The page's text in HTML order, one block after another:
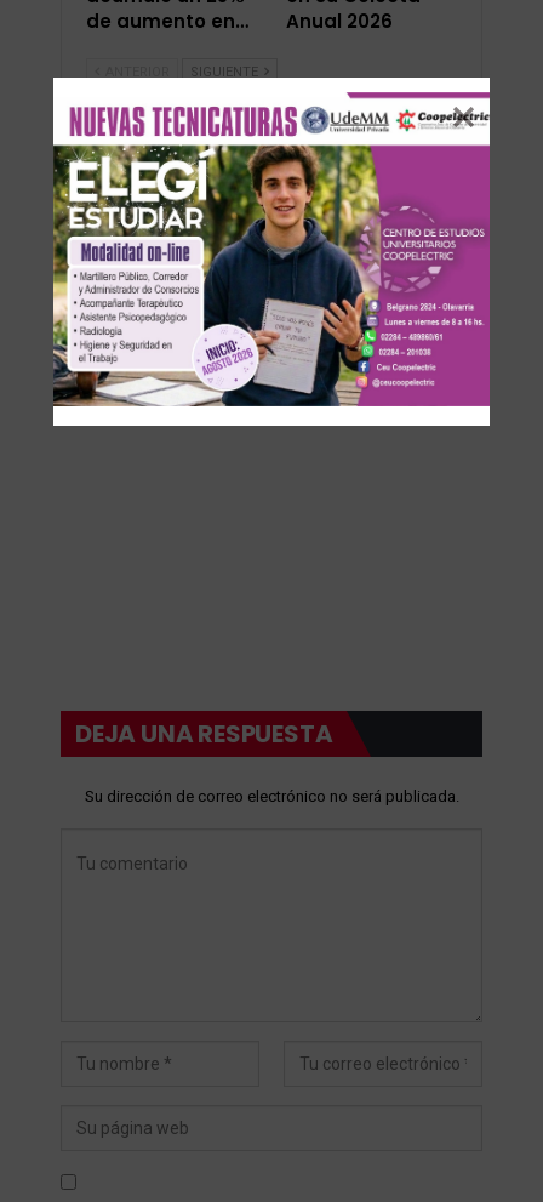
de aumento en…
Anual 2026
SIGUIENTE
DEJA UNA RESPUESTA
Su dirección de correo electrónico no será publicada.